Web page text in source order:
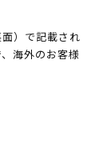
）で記載され
海外のお客様